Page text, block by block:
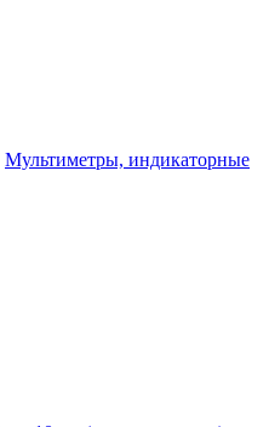
Мультиметры, индикаторные